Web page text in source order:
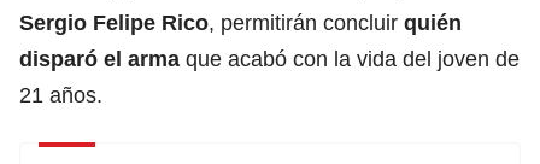
Sergio Felipe Rico, permitirán concluir quién
disparó el arma que acabó con la vida del joven de
21 años.